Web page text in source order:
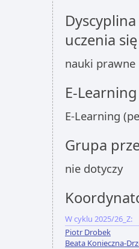
uczenia się
nauki prawne
E-Learning
E-Learning
Grupa
nie dotyczy
W cyklu 2025/26_Z:
Piotr Drobek
Beata Konieczna-